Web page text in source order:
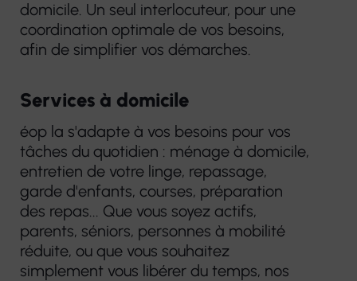
domicile. Un seul interlocuteur, pour une
coordination optimale de vos besoins,
afin de simplifier vos démarches.
Services à domicile
éop la s'adapte à vos besoins pour vos
tâches du quotidien : ménage à domicile,
entretien de votre linge, repassage,
garde d'enfants, courses, préparation
des repas... Que vous soyez actifs,
parents, séniors, personnes à mobilité
réduite, ou que vous souhaitez
simplement vous libérer du temps, nos